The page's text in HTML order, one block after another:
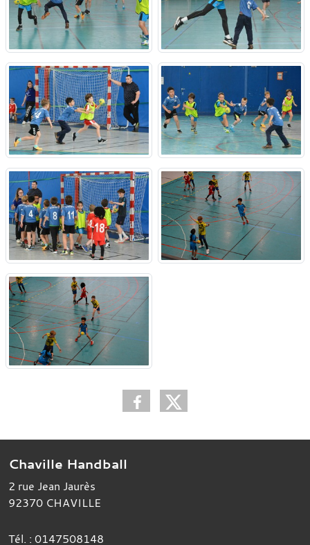
Chaville Handball
2 rue Jean Jaurès
92370 CHAVILLE
Tél. : 0147508148